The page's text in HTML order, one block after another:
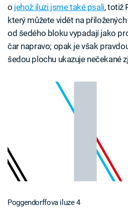
o jehož iluzi jsme také psali, totiž
který můžete vidět na
od šedého bloku vypadají jako
čar napravo; opak je však
šedou plochu ukazuje nečekané
Poggendorffova iluze 4